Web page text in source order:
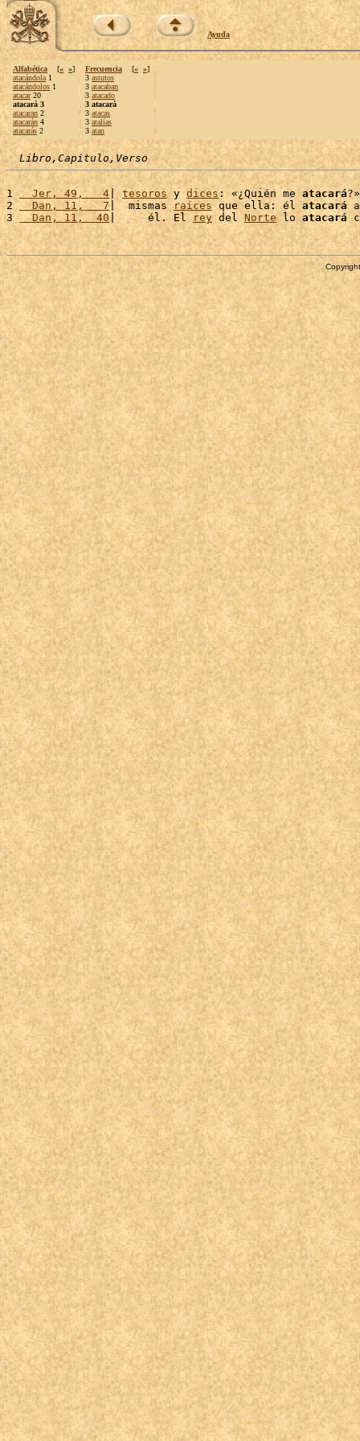
Ayuda
Alfabética [« »]
atacándola 1
atacándolos 1
atacar20
atacará 3
atacaran 2
atacarán 4
atacarás 2
Frecuencia [« »]
3 astutos
3 atacaban
3 atacado
3 atacará
3 atacas
3 atalías
3 atan
Libro,Capítulo,Verso
1
  Jer, 49,   4
| tesoros y dices: «¿Quién me atacará
2
  Dan, 11,   7
|  mismas raíces que ella: él atacará
3
  Dan, 11,  40
|     él. El rey del Norte lo atacará